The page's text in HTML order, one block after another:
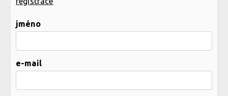
jméno
e-mail